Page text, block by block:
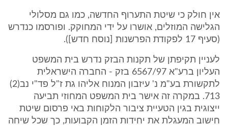
אין חולק כי שיטת התערוף החדשה, כמו גם מסלולי
הגלישה המוזלים, אושרו על ידי המחוקק. ופורסמו כנדרש
(סעיף 17 לפקודת הפרשנות [נוסח חדש]).
לעניין תקיפתן של תקנות הבזק נדרש בית המשפט
העליון ברע"א 6567/97 בזק - החברה הישראלית
לתקשורת בע"מ נ' עיזבון המנוח אליהו גת ז"ל פד"י נב(2)
713. במקרה זה אישר בית המשפט המחוזי תביעה
ייצוגית בגין הטעיית ציבור הלקוחות באי פרסום שיטת
חישוב המעגלת את יחידות הזמן הקבועות, כך שכל שיחה